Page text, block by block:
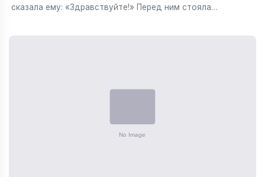
сказала ему: «Здравствуйте!» Перед ним стояла…